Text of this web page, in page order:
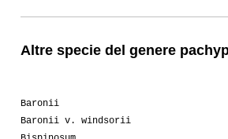
Altre specie del genere
Baronii
Baronii v. windsorii